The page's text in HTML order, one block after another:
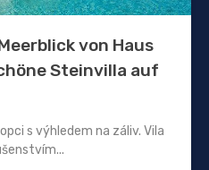
von Haus
Steinvilla auf
s výhledem na záliv. Vila